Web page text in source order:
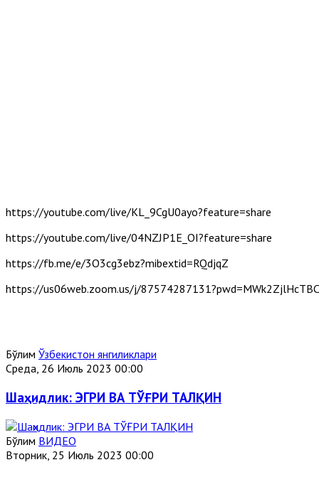
https://youtube.com/live/KL_9CgU0ayo?feature=share
https://youtube.com/live/04NZJP1E_OI?feature=share
https://fb.me/e/3O3cg3ebz?mibextid=RQdjqZ
https://us06web.zoom.us/j/
Бўлим Ўзбекистон янгиликлари
Среда, 26 Июль 2023 00:00
Шаҳидлик: ЭГРИ ВА ТЎҒРИ ТАЛҚИН
Бўлим ВИДЕО
Вторник, 25 Июль 2023 00:00